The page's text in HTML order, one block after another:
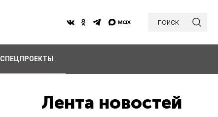
поиск
СПЕЦПРОЕКТЫ
Лента новостей